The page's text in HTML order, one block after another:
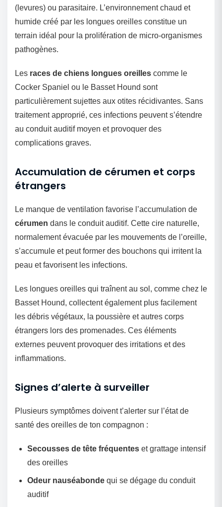
(levures) ou parasitaire. L’environnement chaud et
humide créé par les longues oreilles constitue un
terrain idéal pour la prolifération de micro-organismes
pathogènes.
Les races de chiens longues oreilles comme le
Cocker Spaniel ou le Basset Hound sont
particulièrement sujettes aux otites récidivantes. Sans
traitement approprié, ces infections peuvent s’étendre
au conduit auditif moyen et provoquer des
complications graves.
Accumulation de cérumen et corps
étrangers
Le manque de ventilation favorise l’accumulation de
cérumen dans le conduit auditif. Cette cire naturelle,
normalement évacuée par les mouvements de l’oreille,
s’accumule et peut former des bouchons qui irritent la
peau et favorisent les infections.
Les longues oreilles qui traînent au sol, comme chez le
Basset Hound, collectent également plus facilement
les débris végétaux, la poussière et autres corps
étrangers lors des promenades. Ces éléments
externes peuvent provoquer des irritations et des
inflammations.
Signes d’alerte à surveiller
Plusieurs symptômes doivent t’alerter sur l’état de
santé des oreilles de ton compagnon :
Secousses de tête fréquentes et grattage intensif
des oreilles
Odeur nauséabonde qui se dégage du conduit
auditif